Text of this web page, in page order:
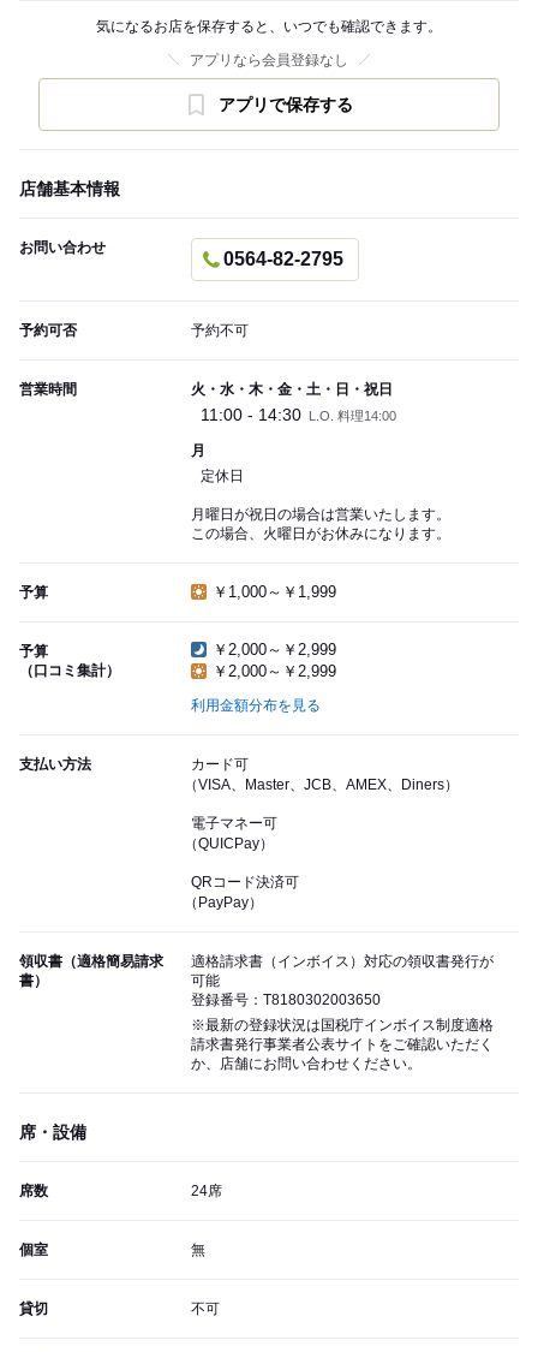
気になるお店を保存すると、いつでも確認できます。
アプリなら会員登録なし
アプリで保存する
店舗基本情報
お問い合わせ
0564-82-2795
予約可否 予約不可
営業時間 火・水・木・金・土・日・祝日
11:00 - 14:30 L.O. 料理14:00
月
定休日
月曜日が祝日の場合は営業いたします。
この場合、火曜日がお休みになります。
予算 ￥1,000～￥1,999
予算
（口コミ集計）
￥2,000～￥2,999
￥2,000～￥2,999
利用金額分布を見る
支払い方法
カード可
（VISA、Master、JCB、AMEX、Diners）
電子マネー可
（QUICPay）
QRコード決済可
（PayPay）
領収書（適格簡易請求
書）
適格請求書（インボイス）対応の領収書発行が
可能
登録番号：T8180302003650
※最新の登録状況は国税庁インボイス制度適格
請求書発行事業者公表サイトをご確認いただく
か、店舗にお問い合わせください。
席・設備
席数 24席
個室 無
貸切 不可